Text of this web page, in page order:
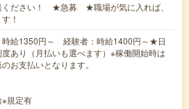
ください！ ★急募 ★職場が気に入れば、
！
時給1350円～ 経験者：時給1400円～★日
あり（月払いも選べます）※稼働開始時は
お支払いとなります。
規定有